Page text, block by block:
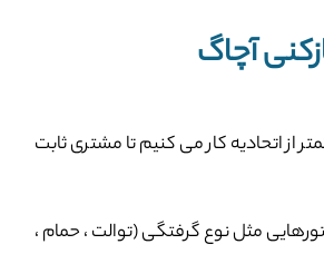
آچاگ
از اتحادیه کار می کنیم تا مشتری ثابت
مثل نوع گرفتگی (توالت ، حمام ،